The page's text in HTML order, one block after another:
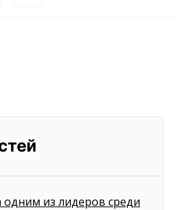
одним из лидеров среди